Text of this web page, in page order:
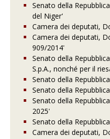
Senato della
del Niger'
Camera dei deputati,
Camera dei deputati,
909/2014'
Senato della
S.p.A., nonché per il
Senato della
Senato della
Senato della
2025'
Senato della
Camera dei deputati,